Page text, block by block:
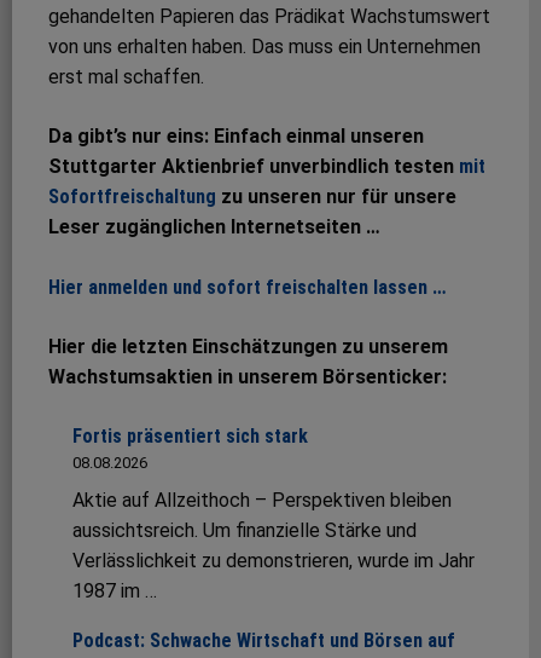
gehandelten Papieren das Prädikat Wachstumswert
von uns erhalten haben. Das muss ein Unternehmen
erst mal schaffen.
Da gibt’s nur eins: Einfach einmal unseren
Stuttgarter Aktienbrief unverbindlich testen mit
Sofortfreischaltung zu unseren nur für unsere
Leser zugänglichen Internetseiten …
Hier anmelden und sofort freischalten lassen …
Hier die letzten Einschätzungen zu unserem
Wachstumsaktien in unserem Börsenticker:
Fortis präsentiert sich stark
08.08.2026
Aktie auf Allzeithoch – Perspektiven bleiben
aussichtsreich. Um finanzielle Stärke und
Verlässlichkeit zu demonstrieren, wurde im Jahr
1987 im …
Podcast: Schwache Wirtschaft und Börsen auf